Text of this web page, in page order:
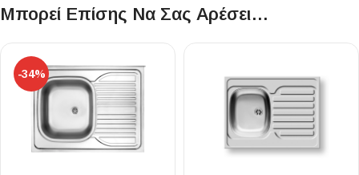
Μπορεί Επίσης Να Σας Αρέσει…
-34%